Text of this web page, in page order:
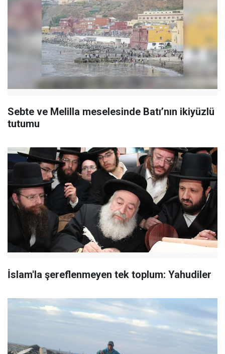
Sebte ve Melilla meselesinde Batı’nın ikiyüzlü
tutumu
İslam'la şereflenmeyen tek toplum: Yahudiler